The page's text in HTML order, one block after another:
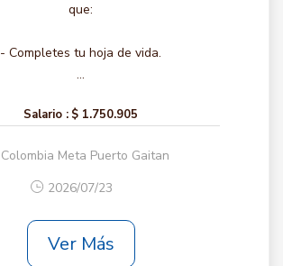
que:
- Completes tu hoja de vida.
...
Salario : $ 1.750.905
Colombia Meta Puerto Gaitan
2026/07/23
Ver Más